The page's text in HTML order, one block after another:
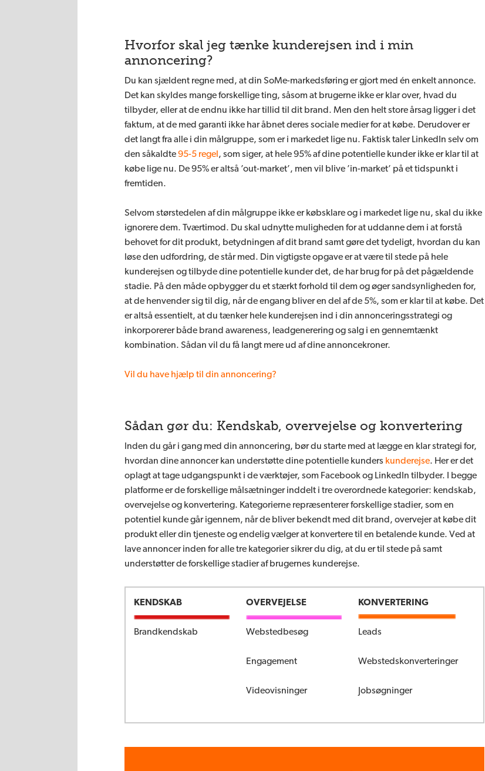
Hvorfor skal jeg tænke kunderejsen ind i min
annoncering?
Du kan sjældent regne med, at din SoMe-markedsføring er gjort med én enkelt annonce.
Det kan skyldes mange forskellige ting, såsom at brugerne ikke er klar over, hvad du
tilbyder, eller at de endnu ikke har tillid til dit brand. Men den helt store årsag ligger i det
faktum, at de med garanti ikke har åbnet deres sociale medier for at købe. Derudover er
det langt fra alle i din målgruppe, som er i markedet lige nu. Faktisk taler LinkedIn selv om
den såkaldte95-5 regel , som siger, at hele 95% af dine potentielle kunder ikke er klar til at
købe lige nu. De 95% er altså ’out-market’, men vil blive ’in-market’ på et tidspunkt i
fremtiden.
Selvom størstedelen af din målgruppe ikke er købsklare og i markedet lige nu, skal du ikke
ignorere dem. Tværtimod. Du skal udnytte muligheden for at uddanne dem i at forstå
behovet for dit produkt, betydningen af dit brand samt gøre det tydeligt, hvordan du kan
løse den udfordring, de står med. Din vigtigste opgave er at være til stede på hele
kunderejsen og tilbyde dine potentielle kunder det, de har brug for på det pågældende
stadie. På den måde opbygger du et stærkt forhold til dem og øger sandsynligheden for,
at de henvender sig til dig, når de engang bliver en del af de 5%, som er klar til at købe. Det
er altså essentielt, at du tænker hele kunderejsen ind i din annonceringsstrategi og
inkorporerer både brand awareness, leadgenerering og salg i en gennemtænkt
kombination. Sådan vil du få langt mere ud af dine annoncekroner.
Vil du have hjælp til din annoncering?
Sådan gør du: Kendskab, overvejelse og konvertering
Inden du går i gang med din annoncering, bør du starte med at lægge en klar strategi for,
hvordan dine annoncer kan understøtte dine potentielle kunders kunderejse. Her er det
oplagt at tage udgangspunkt i de værktøjer, som Facebook og LinkedIn tilbyder. I begge
platforme er de forskellige målsætninger inddelt i tre overordnede kategorier: kendskab,
overvejelse og konvertering. Kategorierne repræsenterer forskellige stadier, som en
potentiel kunde går igennem, når de bliver bekendt med dit brand, overvejer at købe dit
produkt eller din tjeneste og endelig vælger at konvertere til en betalende kunde. Ved at
lave annoncer inden for alle tre kategorier sikrer du dig, at du er til stede på samt
understøtter de forskellige stadier af brugernes kunderejse.
KENDSKAB
Brandkendskab
OVERVEJELSE
Webstedbesøg
Engagement
Videovisninger
KONVERTERING
Leads
Webstedskonverteringer
Jobsøgninger